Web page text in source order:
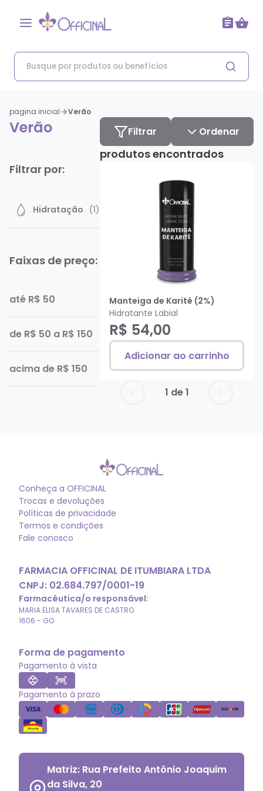
pagina inicial Verão
Verão
Filtrar por:
Hidratação (1)
Faixas de preço:
até R$ 50
de R$ 50 a R$ 150
acima de R$ 150
produtos encontrados
Filtrar Ordenar
Manteiga de Karité (2%)
Hidratante Labial
R$ 54,00
Adicionar ao carrinho
1 de1
Conheça a OFFICINAL
Trocas e devoluções
Políticas de privacidade
Termos e condições
Fale conosco
FARMACIA OFFICINAL DE ITUMBIARA LTDA
CNPJ: 02.684.797/0001-19
Farmacêutica/o responsável:
MARIA ELISA TAVARES DE CASTRO
1606 - GO
Forma de pagamento
Pagamento à vista
Pagamento à prazo
Matriz: Rua Prefeito Antônio Joaquim
da Silva, 20
Sem ordenação
Mais Recentes
de A até Z
Menor preço